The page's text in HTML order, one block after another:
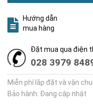
Hướng dẫn
mua hàng
Đặt mua qua điện
028 3979
Miễn phí lắp đặt và vận
Bảo hành: Đang cập nhật